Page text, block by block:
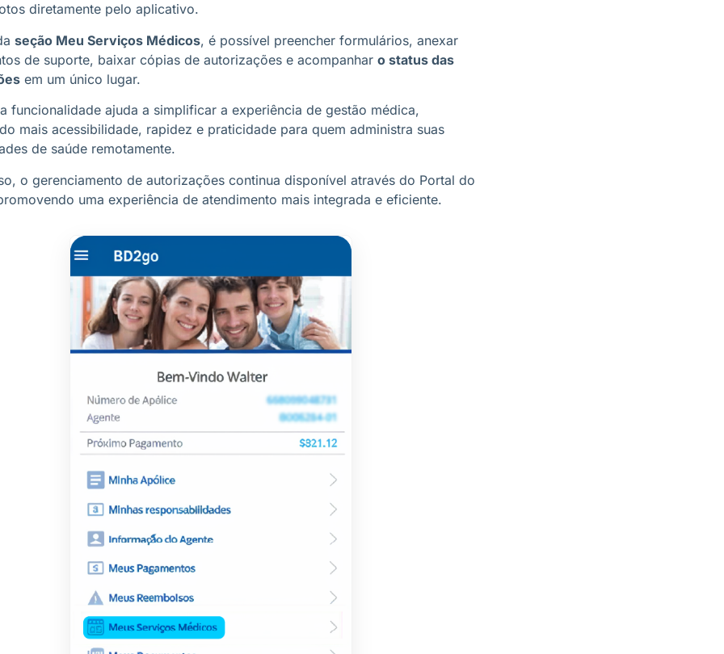
diretamente pelo aplicativo.
seção Meu Serviços Médicos, é possível preencher formulários, anexar
de suporte, baixar cópias de autorizações e acompanhar o status das
em um único lugar.
funcionalidade ajuda a simplificar a experiência de gestão médica,
mais acessibilidade, rapidez e praticidade para quem administra suas
de saúde remotamente.
o gerenciamento de autorizações continua disponível através do Portal do
uma experiência de atendimento mais integrada e eficiente.